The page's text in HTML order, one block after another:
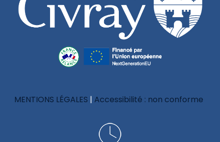
MENTIONS LÉGALES Accessibilité : non conforme